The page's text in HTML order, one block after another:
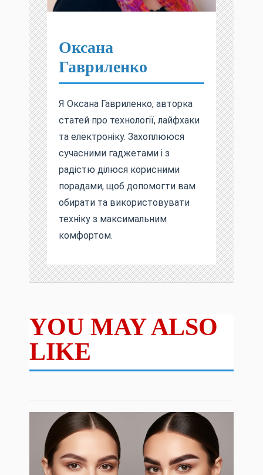
Оксана
Гавриленко
Я Оксана Гавриленко, авторка
статей про технології, лайфхаки
та електроніку. Захоплююся
сучасними гаджетами і з
радістю ділюся корисними
порадами, щоб допомогти вам
обирати та використовувати
техніку з максимальним
комфортом.
YOU MAY ALSO
LIKE